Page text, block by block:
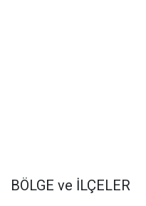
BÖLGE ve İLÇELER